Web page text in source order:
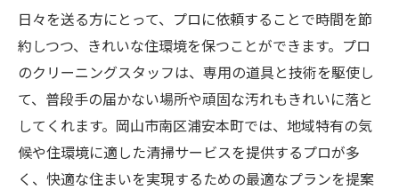
日々を送る方にとって、プロに依頼することで時間を節
約しつつ、きれいな住環境を保つことができます。プロ
のクリーニングスタッフは、専用の道具と技術を駆使し
て、普段手の届かない場所や頑固な汚れもきれいに落と
してくれます。岡山市南区浦安本町では、地域特有の気
候や住環境に適した清掃サービスを提供するプロが多
く、快適な住まいを実現するための最適なプランを提案